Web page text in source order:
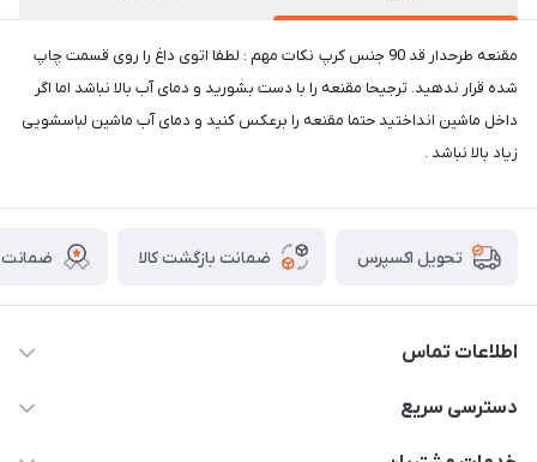
مقنعه طرحدار قد 90 جنس کرپ نکات مهم : لطفا اتوی داغ را روی قسمت چاپ
شده قرار ندهید. ترجیحا مقنعه را با دست بشورید و دمای آب بالا نباشد اما اگر
داخل ماشین انداختید حتما مقنعه را برعکس کنید و دمای آب ماشین لباسشویی
زیاد بالا نباشد .
تحویل اکسپرس ضمانت بازگشت کالا ضمانت
اطلاعات تماس
02136781755
دسترسی سریع
پلنر و دفتر